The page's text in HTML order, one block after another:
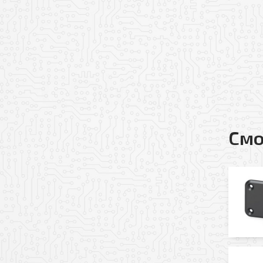
Я даю свое
Политикой